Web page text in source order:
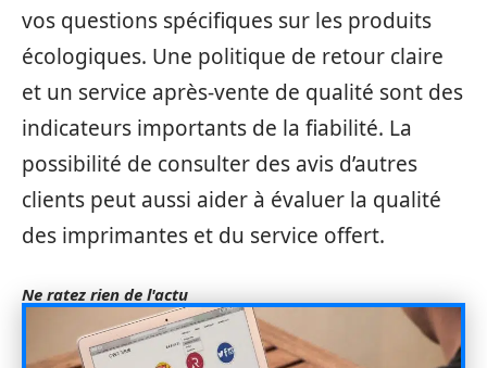
vos questions spécifiques sur les produits
écologiques. Une politique de retour claire
et un service après-vente de qualité sont des
indicateurs importants de la fiabilité. La
possibilité de consulter des avis d’autres
clients peut aussi aider à évaluer la qualité
des imprimantes et du service offert.
Ne ratez rien de l'actu